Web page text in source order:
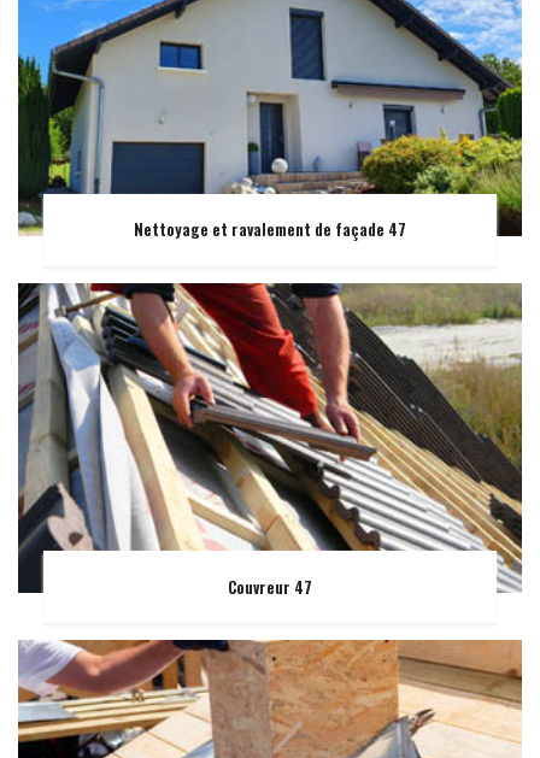
Nettoyage et ravalement de façade 47
Couvreur 47